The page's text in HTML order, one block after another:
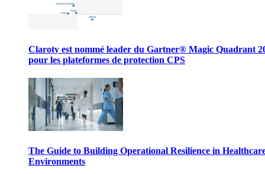
Claroty est nommé leader du Gartner® Magic Quadrant
pour les plateformes de protection CPS
The Guide to Building Operational Resilience in
Environments